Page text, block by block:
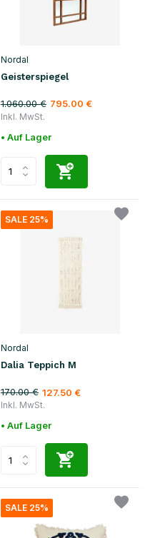
Nordal
Geisterspiegel
1.060.00 € 795.00 €
Inkl. MwSt.
• Auf Lager
SALE 25%
Nordal
Dalia Teppich M
170.00 € 127.50 €
Inkl. MwSt.
• Auf Lager
SALE 25%